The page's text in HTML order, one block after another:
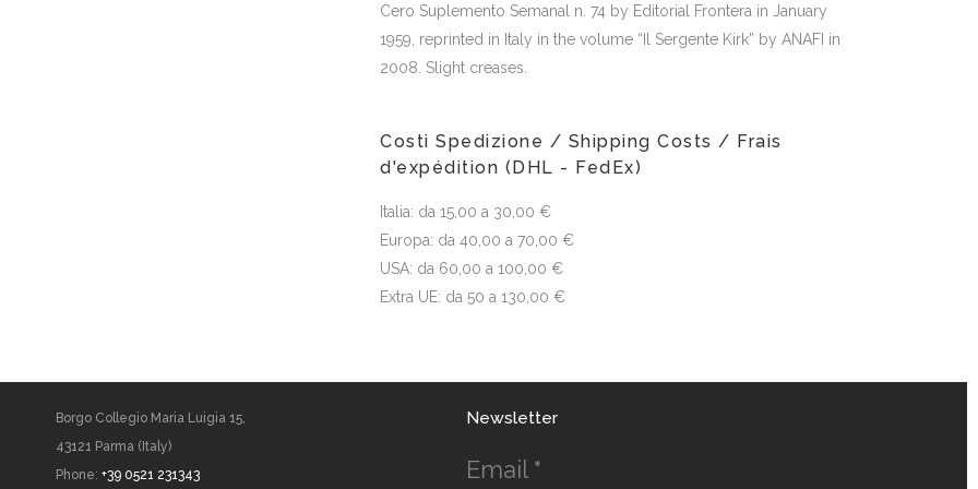
Cero Suplemento Semanal n. 74 by Editorial Frontera in January
1959, reprinted in Italy in the volume “Il Sergente Kirk” by ANAFI in
2008. Slight creases.
Costi Spedizione / Shipping Costs / Frais
d'expédition (DHL - FedEx)
Italia: da 15,00 a 30,00 €
Europa: da 40,00 a 70,00 €
USA: da 60,00 a 100,00 €
Extra UE: da 50 a 130,00 €
Borgo Collegio Maria Luigia 15,
43121 Parma (Italy)
Phone: +39 0521 231343
Newsletter
Email *